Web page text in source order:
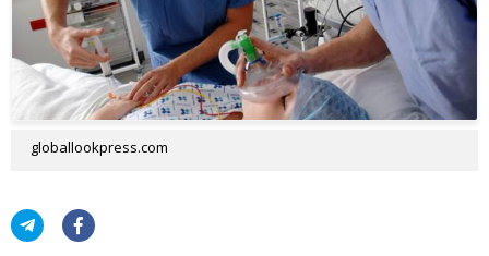
globallookpress.com